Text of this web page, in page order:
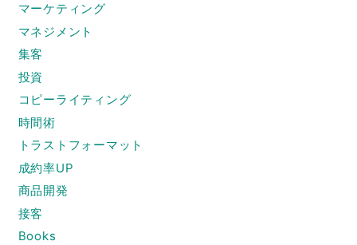
マーケティング
マネジメント
集客
投資
コピーライティング
時間術
トラストフォーマット
成約率UP
商品開発
接客
Books